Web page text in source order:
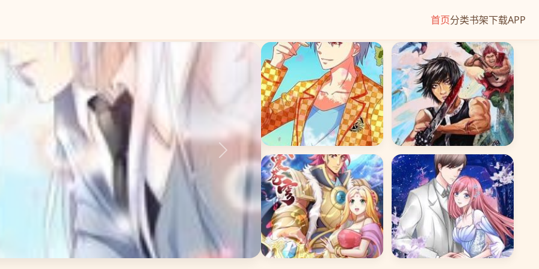
首页分类书架下载APP